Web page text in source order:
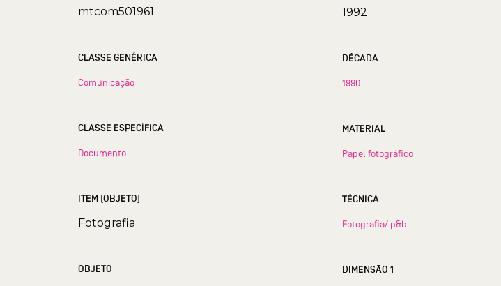
mtcom501961
CLASSE GENÉRICA
Comunicação
CLASSE ESPECÍFICA
Documento
ITEM (OBJETO)
Fotografia
OBJETO
1992
DÉCADA
1990
MATERIAL
Papel fotográfico
TÉCNICA
Fotografia/ p&b
DIMENSÃO 1